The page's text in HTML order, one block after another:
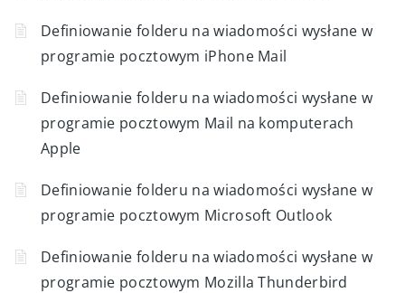
Definiowanie folderu na wiadomości wysłane w
programie pocztowym iPhone Mail
Definiowanie folderu na wiadomości wysłane w
programie pocztowym Mail na komputerach
Apple
Definiowanie folderu na wiadomości wysłane w
programie pocztowym Microsoft Outlook
Definiowanie folderu na wiadomości wysłane w
programie pocztowym Mozilla Thunderbird